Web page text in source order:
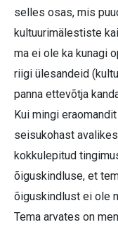
selles osas, mis
kultuurimälestiste
ma ei ole ka kunagi
riigi ülesandeid
panna ettevõtja
Kui mingi
seisukohast
kokkulepitud
õiguskindluse, et
õiguskindlust ei ole
Tema arvates on